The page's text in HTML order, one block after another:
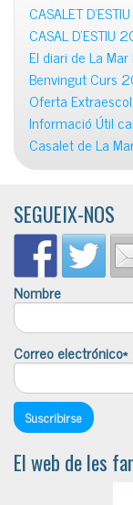
CASALET D’ESTIU
CASAL D’ESTIU
El diari de La Mar
Benvingut Curs
Oferta
Informació Útil
Casalet de La
SEGUEIX-NOS
Nombre
Correo electrónico*
El web de les